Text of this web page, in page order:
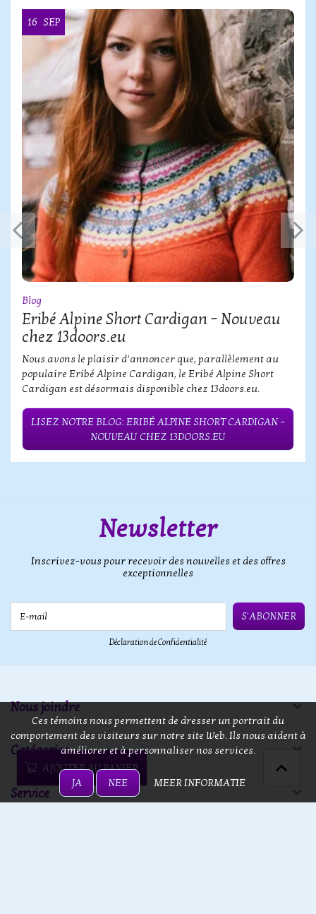
AJOUTER AU PANIER
16 SEP
Blog
Eribé Alpine Short Cardigan – Nouveau
chez 13doors.eu
Nous avons le plaisir d’annoncer que, parallèlement au
populaire Eribé Alpine Cardigan, le Eribé Alpine Short
Cardigan est désormais disponible chez 13doors.eu.
LISEZ NOTRE BLOG: ERIBÉ ALPINE SHORT CARDIGAN –
NOUVEAU CHEZ 13DOORS.EU
Newsletter
Inscrivez-vous pour recevoir des nouvelles et des offres
exceptionnelles
S'ABONNER
Déclaration de Confidentialité
Nous joindre
Catégories
Service
Ces témoins nous permettent de dresser un portrait du
comportement des visiteurs sur notre site Web. Ils nous aident à
améliorer et à personnaliser nos services.
JA NEE MEER INFORMATIE